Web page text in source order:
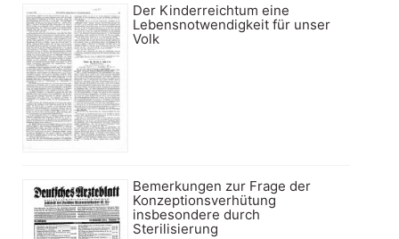
Der Kinderreichtum eine
Lebensnotwendigkeit für unser
Volk
Bemerkungen zur Frage der
Konzeptionsverhütung
insbesondere durch
Sterilisierung